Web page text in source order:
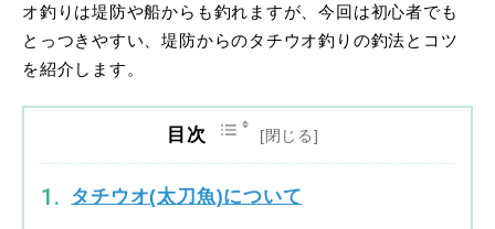
オ釣りは堤防や船からも釣れますが、今回は初心者でも
とっつきやすい、堤防からのタチウオ釣りの釣法とコツ
を紹介します。
目次
タチウオ(太刀魚)について